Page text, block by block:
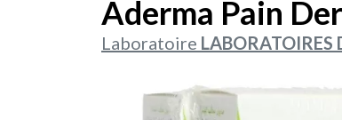
Aderma Pain
Laboratoire LABORATOIRES